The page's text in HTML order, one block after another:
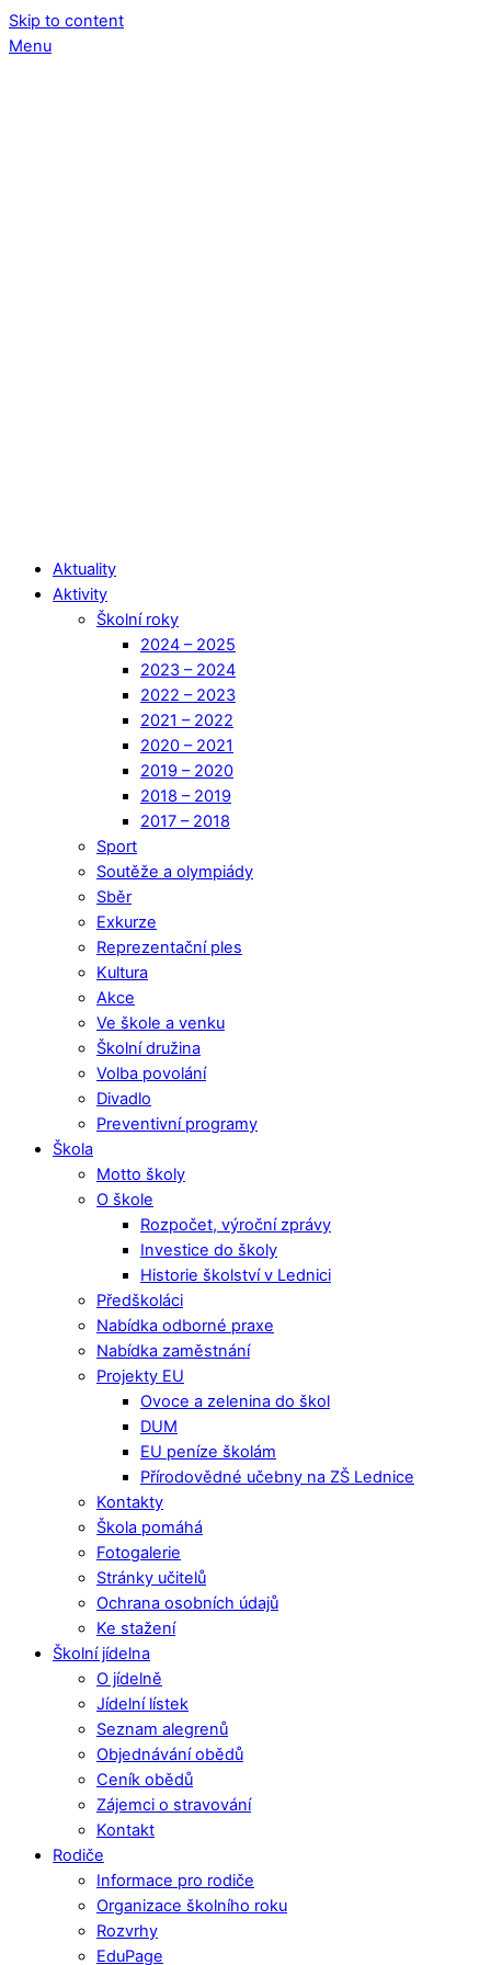
Skip to content
Menu
Aktuality
Aktivity
Školní roky
2024 – 2025
2023 – 2024
2022 – 2023
2021 – 2022
2020 – 2021
2019 – 2020
2018 – 2019
2017 – 2018
Sport
Soutěže a olympiády
Sběr
Exkurze
Reprezentační ples
Kultura
Akce
Ve škole a venku
Školní družina
Volba povolání
Divadlo
Preventivní programy
Škola
Motto školy
O škole
Rozpočet, výroční zprávy
Investice do školy
Historie školství v Lednici
Předškoláci
Nabídka odborné praxe
Nabídka zaměstnání
Projekty EU
Ovoce a zelenina do škol
DUM
EU peníze školám
Přírodovědné učebny na ZŠ Lednice
Kontakty
Škola pomáhá
Fotogalerie
Stránky učitelů
Ochrana osobních údajů
Ke stažení
Školní jídelna
O jídelně
Jídelní lístek
Seznam alegrenů
Objednávání obědů
Ceník obědů
Zájemci o stravování
Kontakt
Rodiče
Informace pro rodiče
Organizace školního roku
Rozvrhy
EduPage